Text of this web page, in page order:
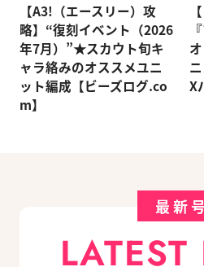
【A3!（エースリー）攻
略】“復刻イベント（2026
年7月）”★スカウト旬キ
ャラ絡みのオススメユニ
ット編成【ビーズログ.co
m】
X
最新号
LATEST